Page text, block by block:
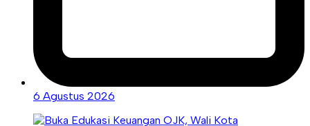
6 Agustus 2026